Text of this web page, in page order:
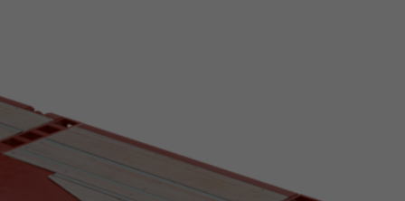
für
von 20 t bis 500 t